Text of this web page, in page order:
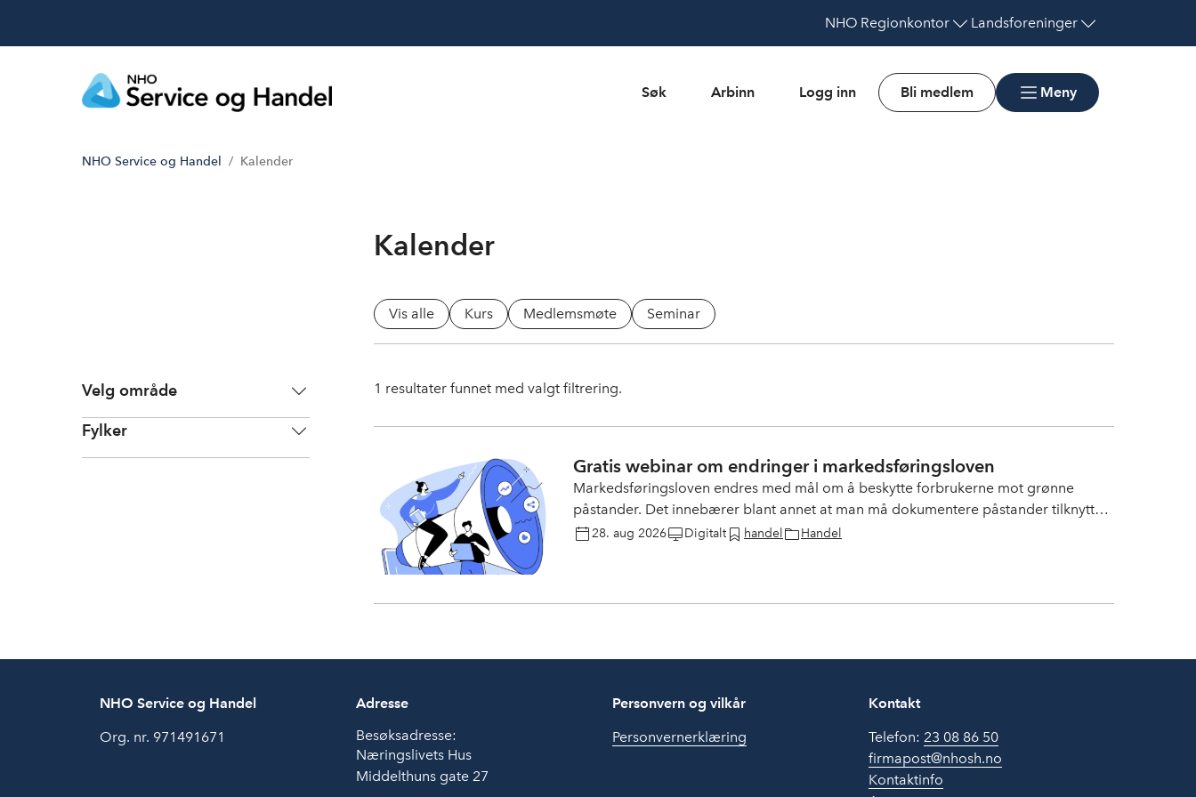
NHO Regionkontor Landsforeninger
Søk Arbinn Logg inn Bli medlem Meny
NHO Service og Handel Kalender
Kalender
Vis alle Kurs Medlemsmøte Seminar
Velg område
Fylker
1 resultater funnet med valgt filtrering.
Gratis webinar om endringer i markedsføringsloven
Markedsføringsloven endres med mål om å beskytte forbrukerne mot grønne
påstander. Det innebærer blant annet at man må dokumentere påstander tilknyttet
bærekraft fra og med 27. September. Sammen med advokatfirmaet CLP går vi
28. aug 2026 Digitalt handel Handel
NHO Service og Handel
Org. nr. 971491671
Adresse
Besøksadresse:
Næringslivets Hus
Middelthuns gate 27
Personvern og vilkår
Personvernerklæring
Kontakt
Telefon: 23 08 86 50
firmapost@nhosh.no
Kontaktinfo